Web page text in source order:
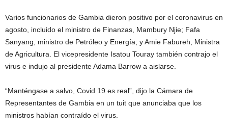
Varios funcionarios de Gambia dieron positivo por el coronavirus en
agosto, incluido el ministro de Finanzas, Mambury Njie; Fafa
Sanyang, ministro de Petróleo y Energía; y Amie Fabureh, Ministra
de Agricultura. El vicepresidente Isatou Touray también contrajo el
virus e indujo al presidente Adama Barrow a aislarse.
“Manténgase a salvo, Covid 19 es real”, dijo la Cámara de
Representantes de Gambia en un tuit que anunciaba que los
ministros habían contraído el virus.